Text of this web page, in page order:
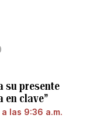
su presente
en clave”
las 9:36 a.m.